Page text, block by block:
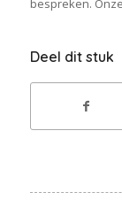
bespreken.
Deel dit stuk